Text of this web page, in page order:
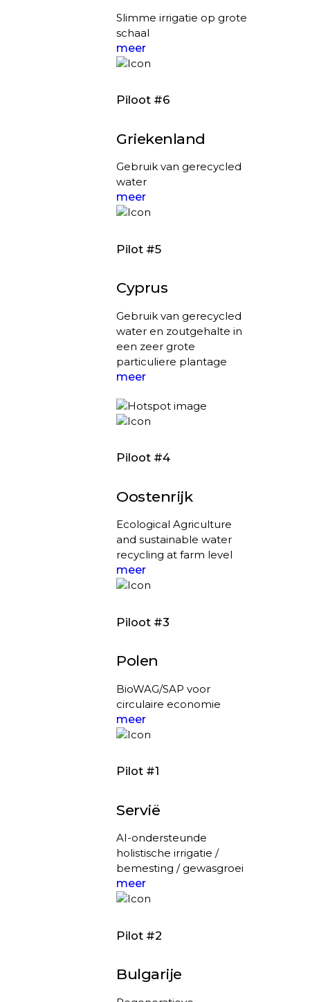
Slimme irrigatie op grote
schaal
meer
Piloot #6
Griekenland
Gebruik van gerecycled
water
meer
Pilot #5
Cyprus
Gebruik van gerecycled
water en zoutgehalte in
een zeer grote
particuliere plantage
meer
Piloot #4
Oostenrijk
Ecological Agriculture
and sustainable water
recycling at farm level
meer
Piloot #3
Polen
BioWAG/SAP voor
circulaire economie
meer
Pilot #1
Servië
AI-ondersteunde
holistische irrigatie /
bemesting / gewasgroei
meer
Pilot #2
Bulgarije